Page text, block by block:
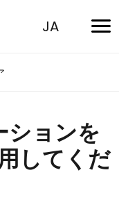
JA
ションを
してくだ